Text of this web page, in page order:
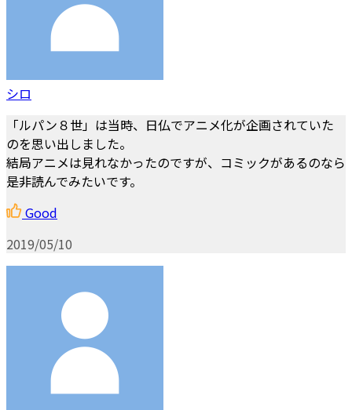
シロ
「ルパン８世」は当時、日仏でアニメ化が企画されていた
のを思い出しました。
結局アニメは見れなかったのですが、コミックがあるのなら
是非読んでみたいです。
Good
2019/05/10